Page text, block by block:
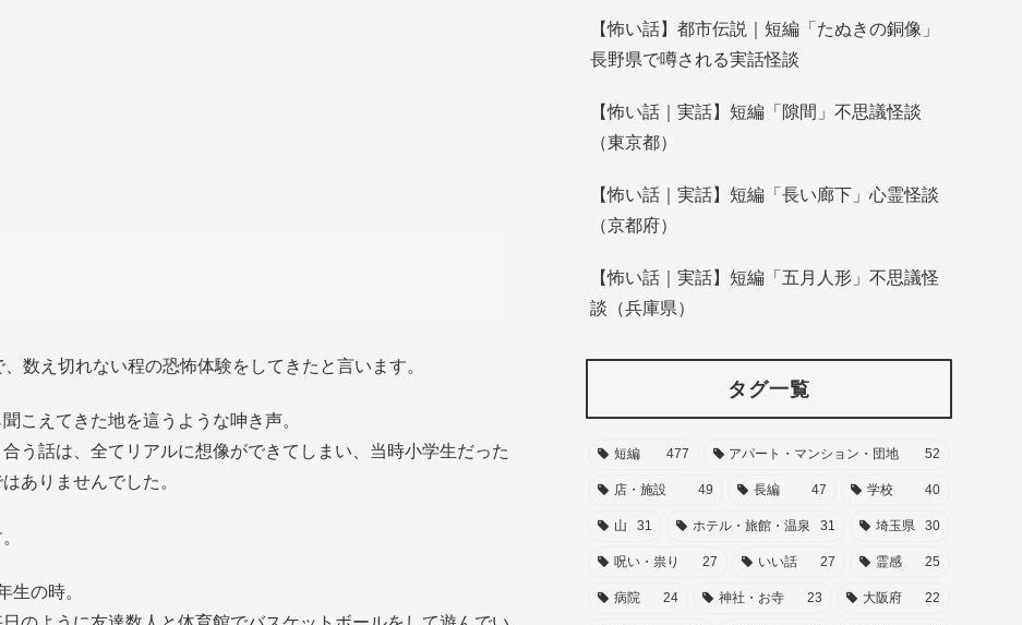
数え切れない程の恐怖体験をしてきたと言います。
う話は、全てリアルに想像ができてしまい、当時小学生だった
【怖い話】都市伝説｜短編「たぬきの銅像」
長野県で噂される実話怪談
【怖い話｜実話】短編「隙間」不思議怪談
（東京都）
【怖い話｜実話】短編「長い廊下」心霊怪談
（京都府）
【怖い話｜実話】短編「五月人形」不思議怪
談（兵庫県）
タグ一覧
短編 477 アパート・マンション・団地 52
店・施設 49 長編 47 学校 40
山 31 ホテル・旅館・温泉 31 埼玉県 30
呪い・祟り 27 いい話 27 霊感 25
病院 24 神社・お寺 23 大阪府 22